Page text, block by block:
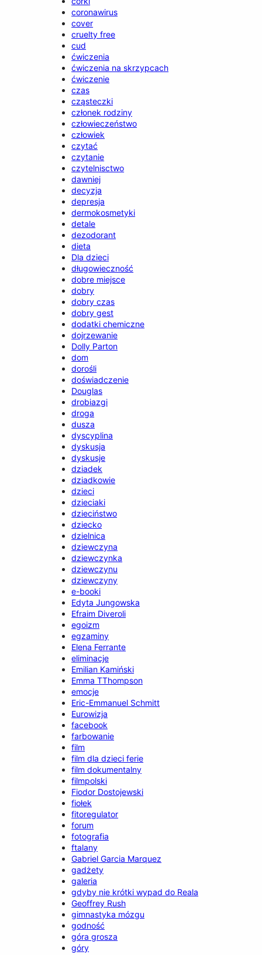
coronawirus
cover
cruelty free
cud
ćwiczenia
ćwiczenia na skrzypcach
ćwiczenie
czas
cząsteczki
członek rodziny
człowieczeństwo
człowiek
czytać
czytanie
czytelnisctwo
dawniej
decyzja
depresja
dermokosmetyki
detale
dezodorant
dieta
Dla dzieci
długowieczność
dobre miejsce
dobry
dobry czas
dobry gest
dodatki chemiczne
dojrzewanie
Dolly Parton
dom
dorośli
doświadczenie
Douglas
drobiazgi
droga
dusza
dyscyplina
dyskusja
dyskusje
dziadek
dziadkowie
dzieci
dzieciaki
dzieciństwo
dziecko
dzielnica
dziewczyna
dziewczynka
dziewczynu
dziewczyny
e-booki
Edyta Jungowska
Efraim Diveroli
egoizm
egzaminy
Elena Ferrante
eliminacje
Emilian Kamiński
Emma TThompson
emocje
Eric-Emmanuel Schmitt
Eurowizja
facebook
farbowanie
film
film dla dzieci ferie
film dokumentalny
filmpolski
Fiodor Dostojewski
fiołek
fitoregulator
forum
fotografia
ftalany
Gabriel Garcia Marquez
gadżety
galeria
gdyby nie krótki wypad do Reala
Geoffrey Rush
gimnastyka mózgu
godność
góra grosza
góry